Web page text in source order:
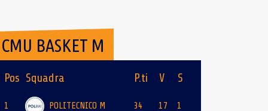
CMU BASKET M
Pos Squadra P.ti V S
1 POLITECNICO M 34 17 1